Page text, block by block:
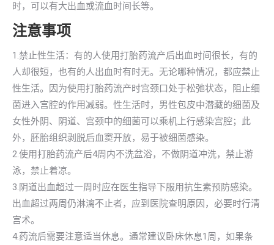
时，可以有大出血或流血时间长等。
注意事项
1.禁止性生活：有的人使用打胎药流产后出血时间很长，有的
人却很短，也有的人出血时有时无。无论哪种情况，都应禁止
性生活。因为使用打胎药流产时宫颈口处于松弛状态，阻止细
菌进入宫腔的作用减弱。性生活时，男性包皮中潜藏的细菌及
女性外阴、阴道、宫颈中的细菌可以乘机上行感染宫腔；此
外，胚胎组织剥脱后血窦开放，易于被细菌感染。
2.使用打胎药流产后4周内不洗盆浴，不做阴道冲洗，禁止游
泳，禁止着凉。
3.阴道出血超过一周时应在医生指导下服用抗生素预防感染。
出血超过两周仍淋漓不止者，应到医院查明原因，必要时行清
宫术。
4.药流后需要注意适当休息。通常建议卧床休息1周，如果条